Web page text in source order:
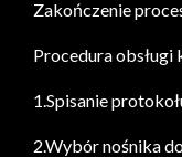
Zakończenie
Procedura obsługi
1.Spisanie
2.Wybór nośnika